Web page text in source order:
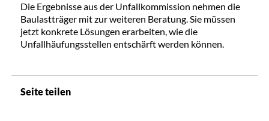
Die Ergebnisse aus der Unfallkommission nehmen die
Baulastträger mit zur weiteren Beratung. Sie müssen
jetzt konkrete Lösungen erarbeiten, wie die
Unfallhäufungsstellen entschärft werden können.
Seite teilen